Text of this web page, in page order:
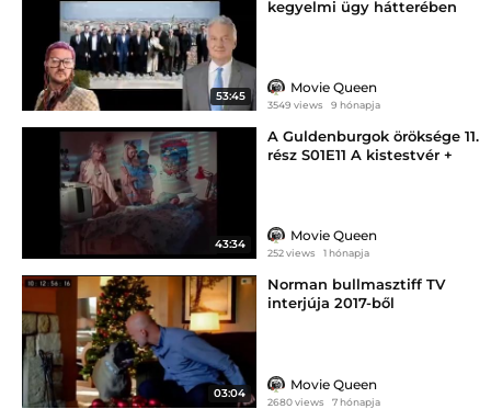
53:45
kegyelmi ügy hátterében
Movie Queen
3549 views 9 hónapja
43:34
A Guldenburgok öröksége 11.
rész S01E11 A kistestvér +
Movie Queen
252 views 1 hónapja
03:04
Norman bullmasztiff TV
interjúja 2017-ből
Movie Queen
2680 views 7 hónapja